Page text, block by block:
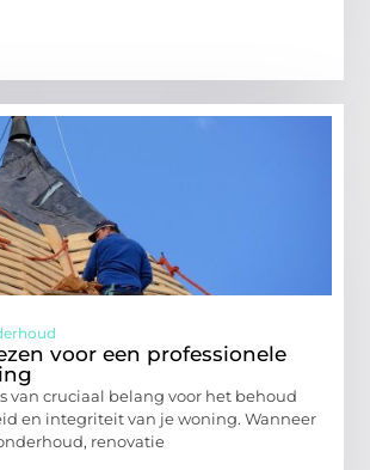
voor een professionele
van cruciaal belang voor het behoud
en integriteit van je woning. Wanneer
renovatie